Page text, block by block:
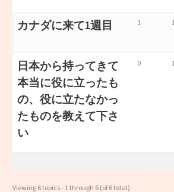
カナダに来て1週目 1
日本から持ってきて
本当に役に立ったも
の、役に立たなかっ
たものを教えて下さ
い
0
Viewing 6 topics - 1 through 6 (of 6 total)